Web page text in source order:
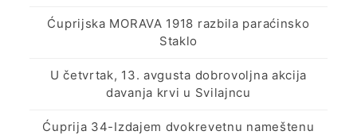
Ćuprijska MORAVA 1918 razbila paraćinsko
Staklo
U četvrtak, 13. avgusta dobrovoljna akcija
davanja krvi u Svilajncu
Ćuprija 34-Izdajem dvokrevetnu nameštenu